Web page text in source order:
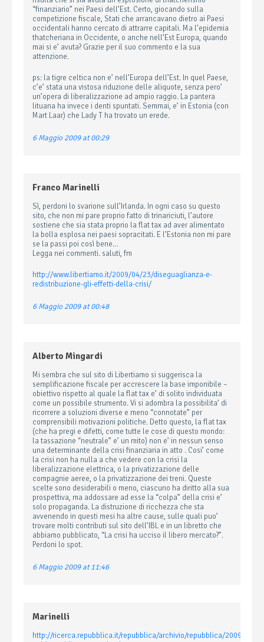
“finanziario” nei Paesi dell’Est. Certo, giocando sulla
competizione fiscale, Stati che arrancavano dietro ai Paesi
occidentali hanno cercato di attrarre capitali. Ma l’epidemia
thatcheriana in Occidente, o anche nell’Est Europa, quando
mai si e’ avuta? Grazie per il suo commento e la sua
attenzione.
ps: la tigre celtica non e’ nell’Europa dell’Est. In quel Paese,
c’e’ stata una vistosa riduzione delle aliquote, senza pero’
un’opera di liberalizzazione ad ampio raggio. La pantera
lituana ha invece i denti spuntati. Semmai, e’ in Estonia (con
Mart Laar) che Lady T ha trovato un erede.
6 Maggio 2009 at 00:29
Franco Marinelli
Sì, perdoni lo svarione sull’Irlanda. In ogni caso su questo
sito, che non mi pare proprio fatto di trinariciuti, l’autore
sostiene che sia stata proprio la flat tax ad aver alimentato
la bolla esplosa nei paesi sopracitati. E l’Estonia non mi pare
se la passi poi così bene…
Legga nei commenti. saluti, fm
http://www.libertiamo.it/2009/04/23/diseguaglianza-e-
redistribuzione-gli-effetti-della-crisi/
6 Maggio 2009 at 00:48
Alberto Mingardi
Mi sembra che sul sito di Libertiamo si suggerisca la
semplificazione fiscale per accrescere la base imponibile –
obiettivo rispetto al quale la flat tax e’ di solito individuata
come un possibile strumento. Vi si adombra la possibilita’ di
ricorrere a soluzioni diverse e meno “connotate” per
comprensibili motivazioni politiche. Detto questo, la flat tax
(che ha pregi e difetti, come tutte le cose di questo mondo:
la tassazione “neutrale” e’ un mito) non e’ in nessun senso
una determinante della crisi finanziaria in atto . Cosi’ come
la crisi non ha nulla a che vedere con la crisi la
liberalizzazione elettrica, o la privatizzazione delle
compagnie aeree, o la privatizzazione dei treni. Queste
scelte sono desiderabili o meno, ciascuno ha diritto alla sua
prospettiva, ma addossare ad esse la “colpa” della crisi e’
solo propaganda. La distruzione di ricchezza che sta
avvenendo in questi mesi ha altre cause, sulle quali puo’
trovare molti contributi sul sito dell’IBL e in un libretto che
abbiamo pubblicato, “La crisi ha ucciso il libero mercato?”.
Perdoni lo spot.
6 Maggio 2009 at 11:46
Marinelli
http://ricerca.repubblica.it/repubblica/archivio/repubblica/2009/01/